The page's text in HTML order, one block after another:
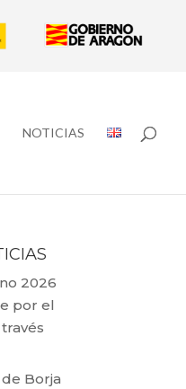
NOTICIAS
2026
por el
Borja